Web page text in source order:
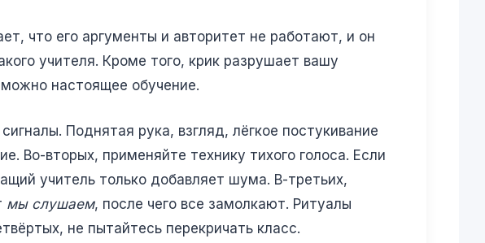
что его аргументы и авторитет не работают, и он
учителя. Кроме того, крик разрушает вашу
настоящее обучение.
Поднятая рука, взгляд, лёгкое постукивание
Во-вторых, применяйте технику тихого голоса. Если
учитель только добавляет шума. В-третьих,
мы слушаем, после чего все замолкают. Ритуалы
не пытайтесь перекричать класс.